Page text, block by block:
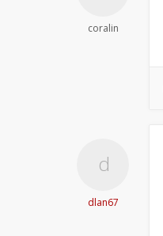
coralin
dlan67